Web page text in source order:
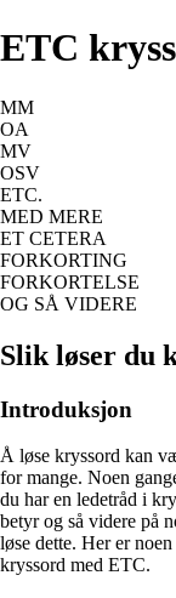
ETC
MM
OA
MV
OSV
ETC.
MED MERE
ET CETERA
FORKORTING
FORKORTELSE
OG SÅ VIDERE
Slik løser du
Introduksjon
Å løse kryssord kan
for mange. Noen
du har en ledetråd i
betyr og så videre på
løse dette. Her er
kryssord med ETC.